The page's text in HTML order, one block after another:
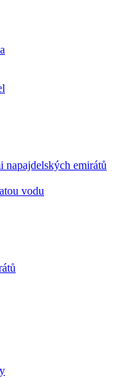
napajdelských emirátů
vodu